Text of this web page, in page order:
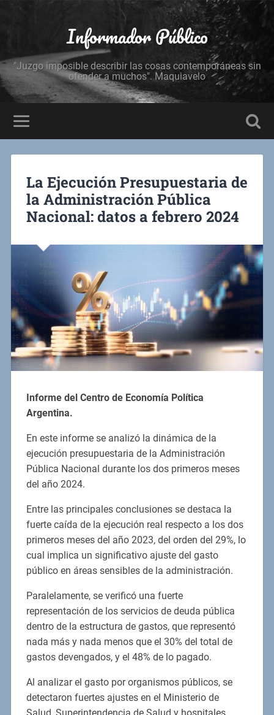
Informador Público
"Juzgo imposible describir las cosas contemporáneas sin
ofender a muchos". Maquiavelo
La Ejecución Presupuestaria de
la Administración Pública
Nacional: datos a febrero 2024
Informe del Centro de Economía Política
Argentina.
En este informe se analizó la dinámica de la
ejecución presupuestaria de la Administración
Pública Nacional durante los dos primeros meses
del año 2024.
Entre las principales conclusiones se destaca la
fuerte caída de la ejecución real respecto a los dos
primeros meses del año 2023, del orden del 29%, lo
cual implica un significativo ajuste del gasto
público en áreas sensibles de la administración.
Paralelamente, se verificó una fuerte
representación de los servicios de deuda pública
dentro de la estructura de gastos, que representó
nada más y nada menos que el 30% del total de
gastos devengados, y el 48% de lo pagado.
Al analizar el gasto por organismos públicos, se
detectaron fuertes ajustes en el Ministerio de